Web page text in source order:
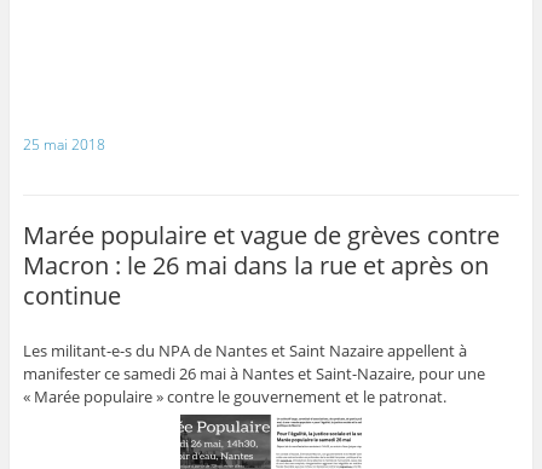
25 mai 2018
Marée populaire et vague de grèves contre
Macron : le 26 mai dans la rue et après on
continue
Les militant-e-s du NPA de Nantes et Saint Nazaire appellent à
manifester ce samedi 26 mai à Nantes et Saint-Nazaire, pour une
« Marée populaire » contre le gouvernement et le patronat.